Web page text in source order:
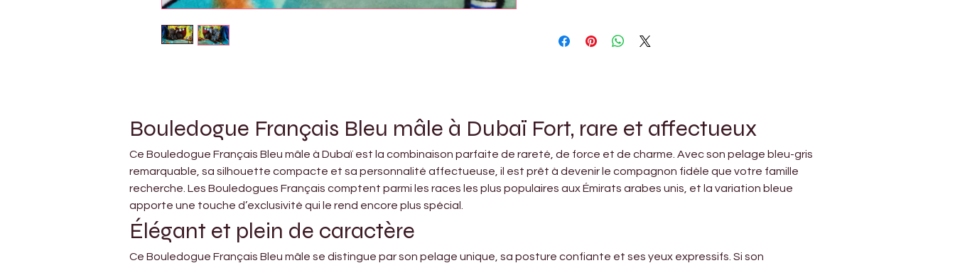
Bouledogue Français Bleu mâle à Dubaï Fort, rare et affectueux
Ce Bouledogue Français Bleu mâle à Dubaï est la combinaison parfaite de rareté, de force et de charme. Avec son pelage bleu-gris
remarquable, sa silhouette compacte et sa personnalité affectueuse, il est prêt à devenir le compagnon fidèle que votre famille
recherche. Les Bouledogues Français comptent parmi les races les plus populaires aux Émirats arabes unis, et la variation bleue
apporte une touche d’exclusivité qui le rend encore plus spécial.
Élégant et plein de caractère
Ce Bouledogue Français Bleu mâle se distingue par son pelage unique, sa posture confiante et ses yeux expressifs. Si son